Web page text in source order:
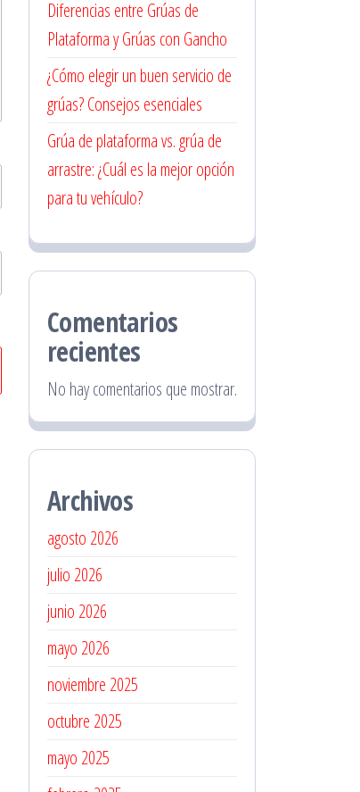
Diferencias entre Grúas de
Plataforma y Grúas con Gancho
¿Cómo elegir un buen servicio de
grúas? Consejos esenciales
Grúa de plataforma vs. grúa de
arrastre: ¿Cuál es la mejor opción
para tu vehículo?
Comentarios
recientes
No hay comentarios que mostrar.
Archivos
agosto 2026
julio 2026
junio 2026
mayo 2026
noviembre 2025
octubre 2025
mayo 2025